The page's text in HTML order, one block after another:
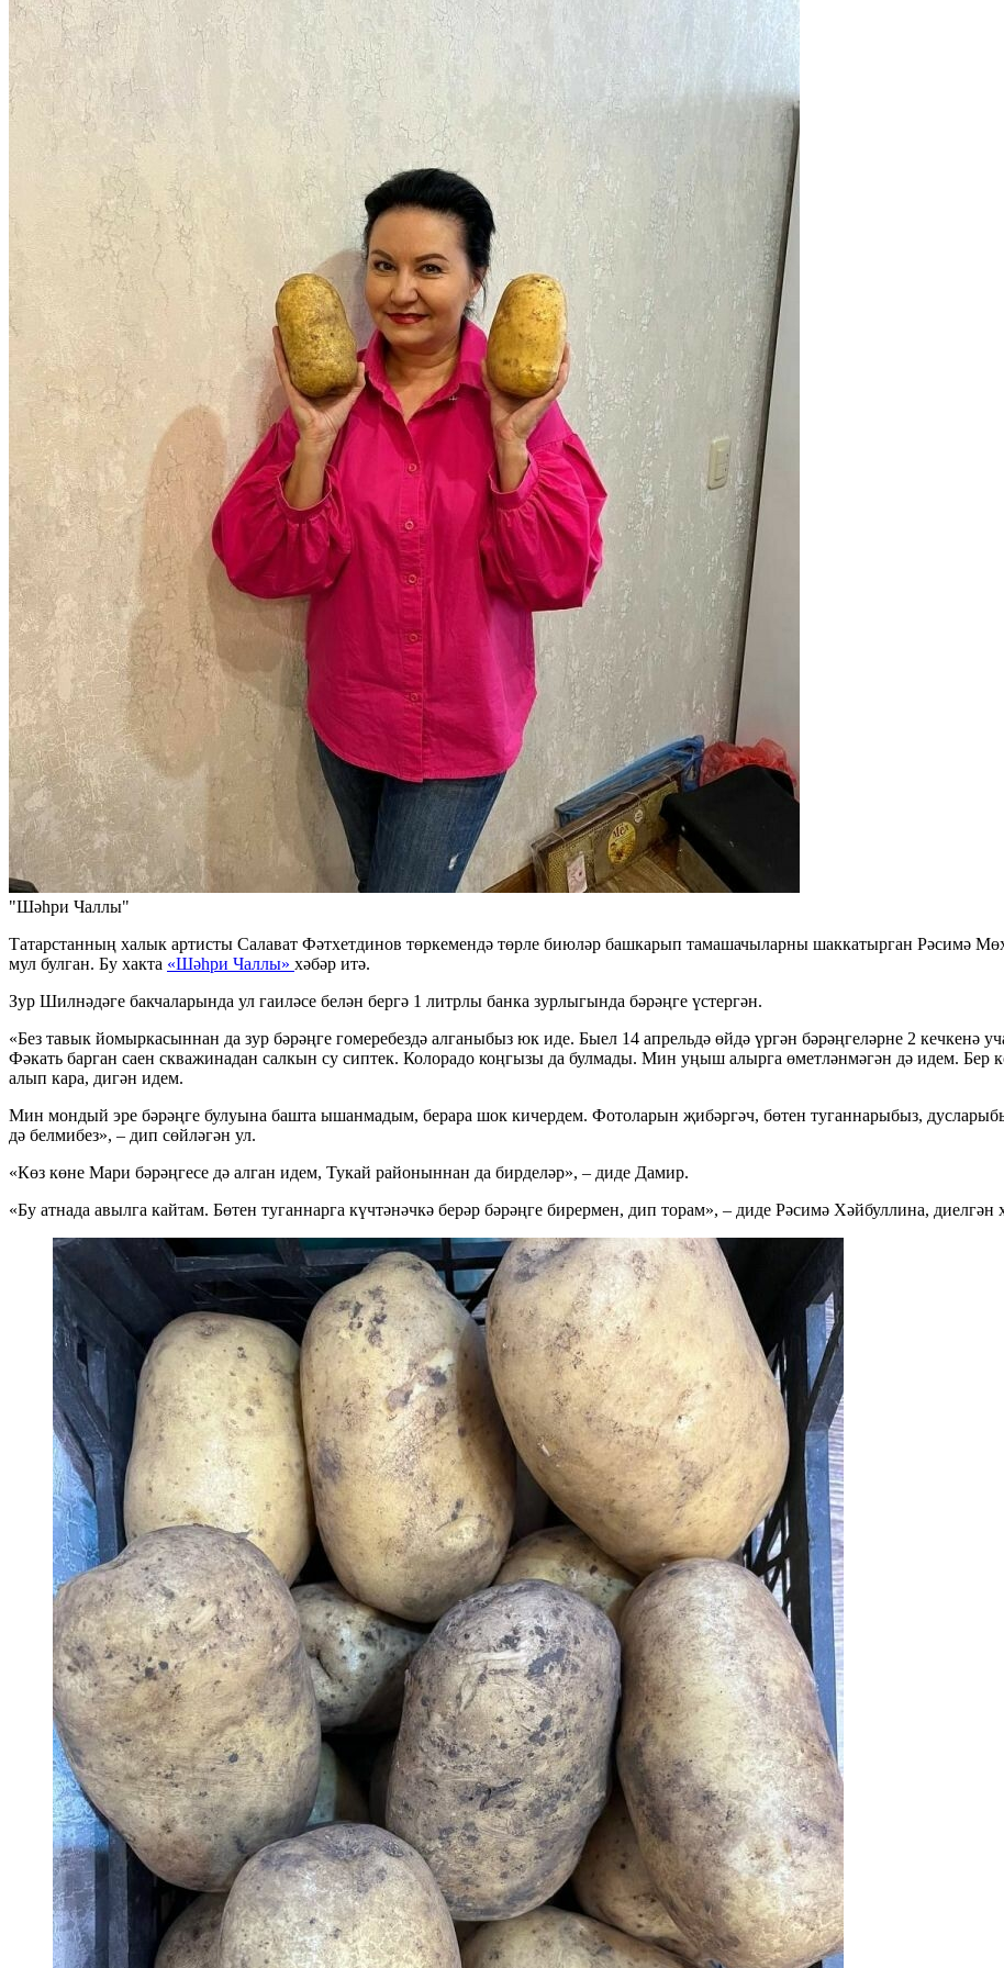
"Шәһри Чаллы"
Татарстанның халык артисты Салават Фәтхетдинов төркемендә төрле биюләр башкарып тамашачыларны шаккатырган Рәсимә
мул булган. Бу хакта «Шәһри Чаллы» хәбәр итә.
Зур Шилнәдәге бакчаларында ул гаиләсе белән бергә 1 литрлы банка зурлыгында бәрәңге үстергән.
«Без тавык йомыркасыннан да зур бәрәңге гомеребездә алганыбыз юк иде. Быел 14 апрельдә өйдә үргән бәрәңгеләрне 2 кечкенә
Фәкать барган саен скважинадан салкын су сиптек. Колорадо коңгызы да булмады. Мин уңыш алырга өметләнмәгән дә идем. Бер
алып кара, дигән идем.
Мин мондый эре бәрәңге булуына башта ышанмадым, берара шок кичердем. Фотоларын җибәргәч, бөтен туганнарыбыз,
дә белмибез», – дип сөйләгән ул.
«Көз көне Мари бәрәңгесе дә алган идем, Тукай районыннан да бирделәр», – диде Дамир.
«Бу атнада авылга кайтам. Бөтен туганнарга күчтәнәчкә берәр бәрәңге бирермен, дип торам», – диде Рәсимә Хәйбуллина, диелгән